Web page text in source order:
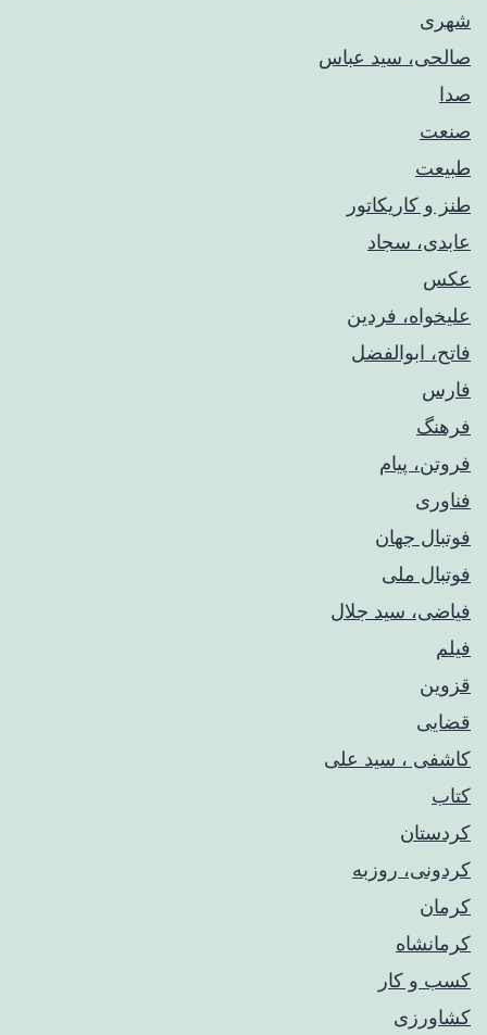
شهری
صالحی، سید عباس
صدا
صنعت
طبیعت
طنز و کاریکاتور
عابدی، سجاد
عکس
علیخواه، فردین
فاتح، ابوالفضل
فارس
فرهنگ
فروتن، پیام
فناوری
فوتبال جهان
فوتبال ملی
فیاضی، سید جلال
فیلم
قزوین
قضایی
کاشفی ، سید علی
کتاب
کردستان
کردونی، روزبه
کرمان
کرمانشاه
کسب و کار
کشاورزی